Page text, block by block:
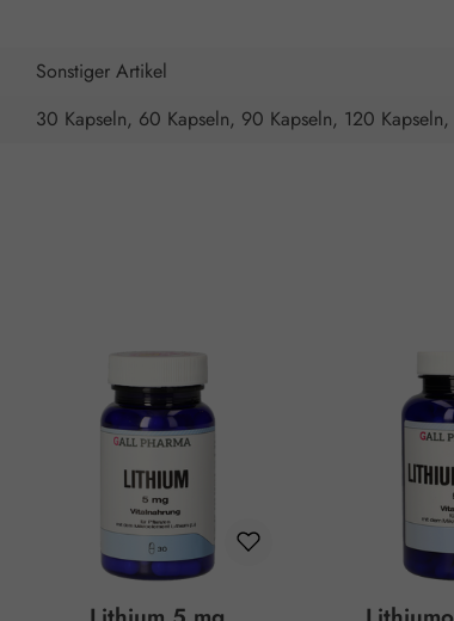
Sonstiger Artikel
30 Kapseln, 60 Kapseln, 90 Kapseln, 120